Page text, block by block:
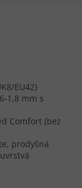
EU42)
1,8 mm s
Comfort (bez
prodyšná